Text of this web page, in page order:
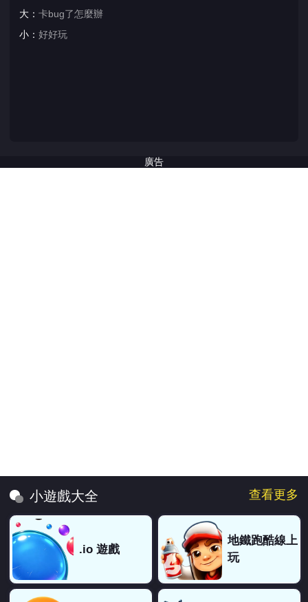
大： 卡bug了怎麼辦
小： 好好玩
廣告
小遊戲大全 查看更多
.io 遊戲
地鐵跑酷線上
玩